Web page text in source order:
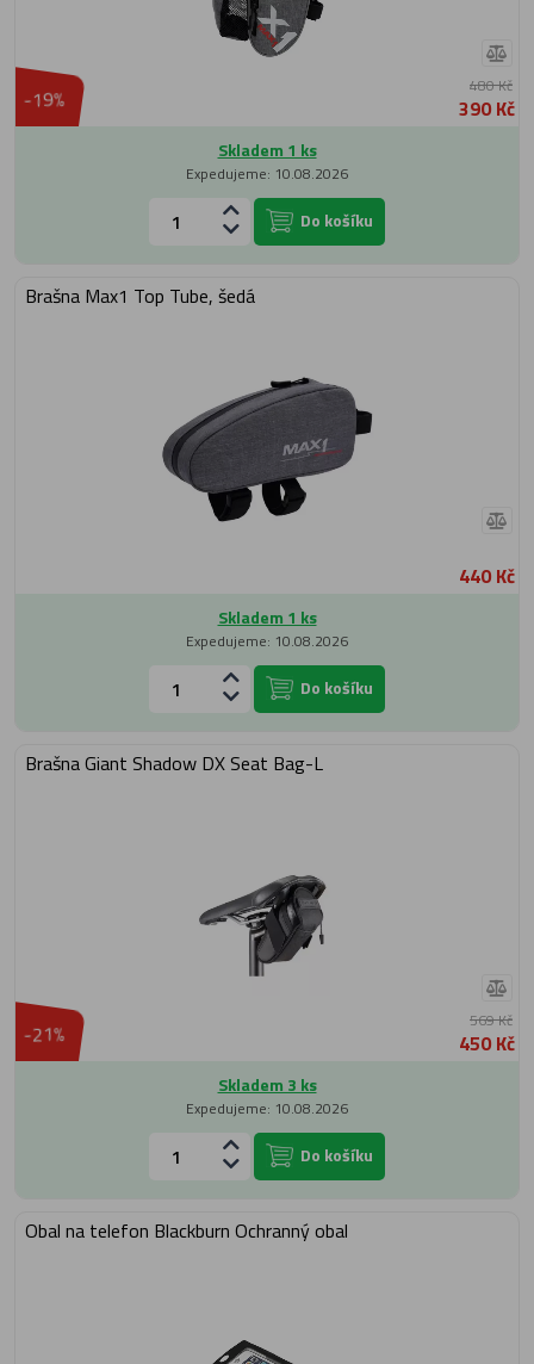
-19% 480 Kč
390 Kč
Skladem 1 ks
Expedujeme: 10.08.2026
Do košíku
Brašna Max1 Top Tube, šedá
440 Kč
Skladem 1 ks
Expedujeme: 10.08.2026
Do košíku
Brašna Giant Shadow DX Seat Bag-L
-21% 569 Kč
450 Kč
Skladem 3 ks
Expedujeme: 10.08.2026
Do košíku
Obal na telefon Blackburn Ochranný obal